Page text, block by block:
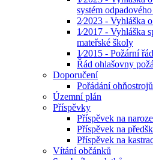
systém
2⁄2023 - Vyhláška
1⁄2017 - Vyhláška
mateřské školy
1⁄2015 - Požární
Řád ohlašovny
Doporučení
Pořádání
Územní plán
Příspěvky
Příspěvek na
Příspěvek na
Příspěvek na
Vítání občánků